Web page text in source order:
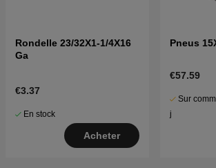
Rondelle 23/32X1-1/4X16
Ga
€3.37
En stock
Acheter
Pneus
€57.59
Sur
j